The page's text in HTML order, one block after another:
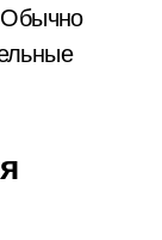
Обычно